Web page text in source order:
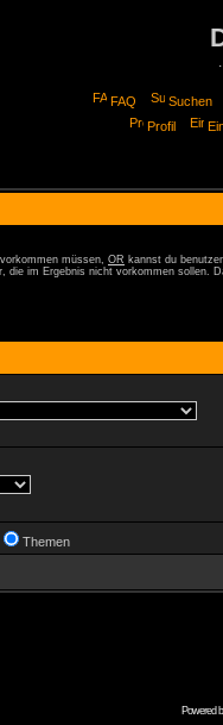
FAQ
Suchen
Profil
müssen, OR kannst du
die im Ergebnis nicht vorkommen sollen.
Themen
Powered